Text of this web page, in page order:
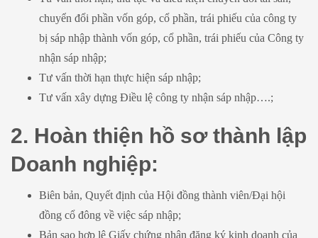
chuyển đổi phần vốn góp, cổ phần, trái phiếu của công ty
bị sáp nhập thành vốn góp, cổ phần, trái phiếu của Công ty
nhận sáp nhập;
Tư vấn thời hạn thực hiện sáp nhập;
Tư vấn xây dựng Điều lệ công ty nhận sáp nhập….;
2. Hoàn thiện hồ sơ thành lập
Doanh nghiệp:
Biên bản, Quyết định của Hội đồng thành viên/Đại hội
đồng cổ đông về việc sáp nhập;
Bản sao hợp lệ Giấy chứng nhận đăng ký kinh doanh của